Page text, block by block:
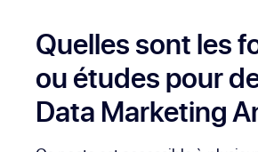
Quelles sont les
ou études pour
Data Marketing